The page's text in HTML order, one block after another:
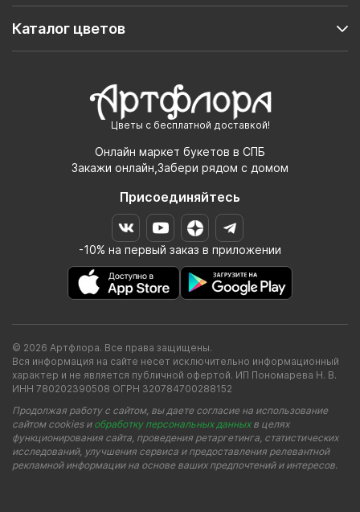
Цветы с бесплатной доставкой!
Онлайн маркет букетов в СПБ
Закажи онлайн,Забери рядом с домом
Присоединяйтесь
-10% на первый заказ в приложении
Каталог цветов
© 2026 Артфлора. Все права защищены.
Вся информация на сайте несет исключительно информационный
характер и не является публичной офертой. ИП Пономарева Н. В.
ИНН 780202390508 ОГРН 320784700288152
Продолжая работу с сайтом, вы даете согласие на использование
сайтом cookies и обработку персональных данныхв целях
функционирования сайта, проведения ретаргетинга, статистических
исследований, улучшения сервиса и предоставления релевантной
рекламной информации на основе ваших предпочтений и интересов.